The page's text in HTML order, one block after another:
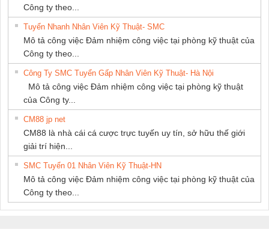
Công ty theo...
Tuyển Nhanh Nhân Viên Kỹ Thuật- SMC
Mô tả công việc Đảm nhiệm công việc tại phòng kỹ thuật của
Công ty theo...
Công Ty SMC Tuyển Gấp Nhân Viên Kỹ Thuật- Hà Nội
Mô tả công việc Đảm nhiệm công việc tại phòng kỹ thuật
của Công ty...
CM88 jp net
CM88 là nhà cái cá cược trực tuyến uy tín, sở hữu thế giới
giải trí hiện...
SMC Tuyển 01 Nhân Viên Kỹ Thuật-HN
Mô tả công việc Đảm nhiệm công việc tại phòng kỹ thuật của
Công ty theo...